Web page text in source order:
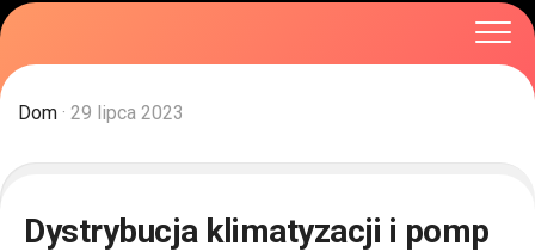
Dom · 29 lipca 2023
Dystrybucja klimatyzacji i pomp